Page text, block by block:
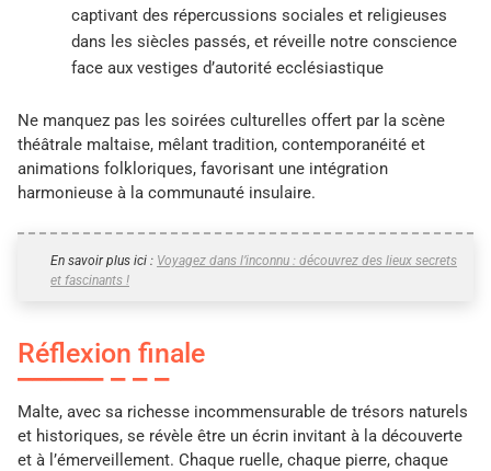
captivant des répercussions sociales et religieuses
dans les siècles passés, et réveille notre conscience
face aux vestiges d’autorité ecclésiastique
Ne manquez pas les soirées culturelles offert par la scène
théâtrale maltaise, mêlant tradition, contemporanéité et
animations folkloriques, favorisant une intégration
harmonieuse à la communauté insulaire.
En savoir plus ici : Voyagez dans l’inconnu : découvrez des lieux secrets
et fascinants !
Réflexion finale
Malte, avec sa richesse incommensurable de trésors naturels
et historiques, se révèle être un écrin invitant à la découverte
et à l’émerveillement. Chaque ruelle, chaque pierre, chaque